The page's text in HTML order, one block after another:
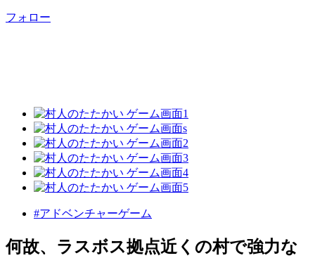
フォロー
#アドベンチャーゲーム
何故、ラスボス拠点近くの村で強力な